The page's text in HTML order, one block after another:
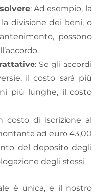
: Ad esempio, la
divisione dei beni, o
possono
: Se gli accordi
il costo sarà più
più lunghe, il costo
costo di iscrizione al
ad euro 43,00
del deposito degli
degli stessi
è unica, e il nostro